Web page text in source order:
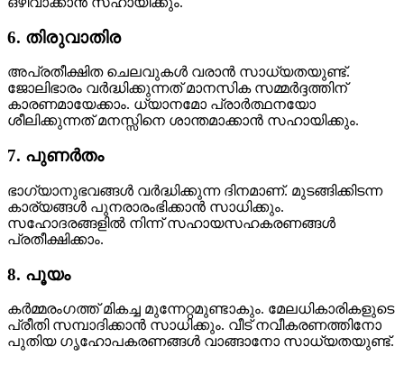
6. തിരുവാതിര
അപ്രതീക്ഷിത ചെലവുകൾ വരാൻ സാധ്യതയുണ്ട്.
ജോലിഭാരം വർദ്ധിക്കുന്നത് മാനസിക സമ്മർദ്ദത്തിന്
കാരണമായേക്കാം. ധ്യാനമോ പ്രാർത്ഥനയോ
ശീലിക്കുന്നത് മനസ്സിനെ ശാന്തമാക്കാൻ സഹായിക്കും.
7. പുണർതം
ഭാഗ്യാനുഭവങ്ങൾ വർദ്ധിക്കുന്ന ദിനമാണ്. മുടങ്ങിക്കിടന്ന
കാര്യങ്ങൾ പുനരാരംഭിക്കാൻ സാധിക്കും.
സഹോദരങ്ങളിൽ നിന്ന് സഹായസഹകരണങ്ങൾ
പ്രതീക്ഷിക്കാം.
8. പൂയം
കർമ്മരംഗത്ത് മികച്ച മുന്നേറ്റമുണ്ടാകും. മേലധികാരികളുടെ
പ്രീതി സമ്പാദിക്കാൻ സാധിക്കും. വീട് നവീകരണത്തിനോ
പുതിയ ഗൃഹോപകരണങ്ങൾ വാങ്ങാനോ സാധ്യതയുണ്ട്.